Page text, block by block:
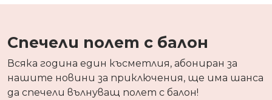
Спечели полет с балон
Всяка година един късметлия, абониран за
нашите новини за приключения, ще има шанса
да спечели вълнуващ полет с балон!